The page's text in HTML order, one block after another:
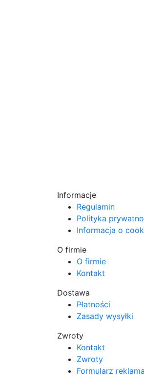
Informacje
Regulamin
Polityka
Informacja o
O firmie
O firmie
Kontakt
Dostawa
Płatności
Zasady wysyłki
Zwroty
Kontakt
Zwroty
Formularz